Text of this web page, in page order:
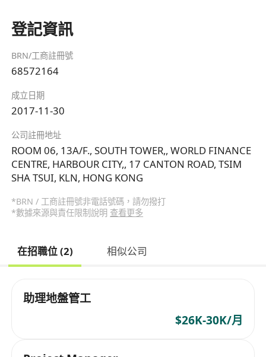
登記資訊
BRN/工商註冊號
68572164
成立日期
2017-11-30
公司註冊地址
ROOM 06, 13A/F., SOUTH TOWER,, WORLD FINANCE
CENTRE, HARBOUR CITY,, 17 CANTON ROAD, TSIM
SHA TSUI, KLN, HONG KONG
*BRN / 工商註冊號非電話號碼，請勿撥打
*數據來源與責任限制說明 查看更多
在招職位 (2) 相似公司
助理地盤管工
$26K-30K/月